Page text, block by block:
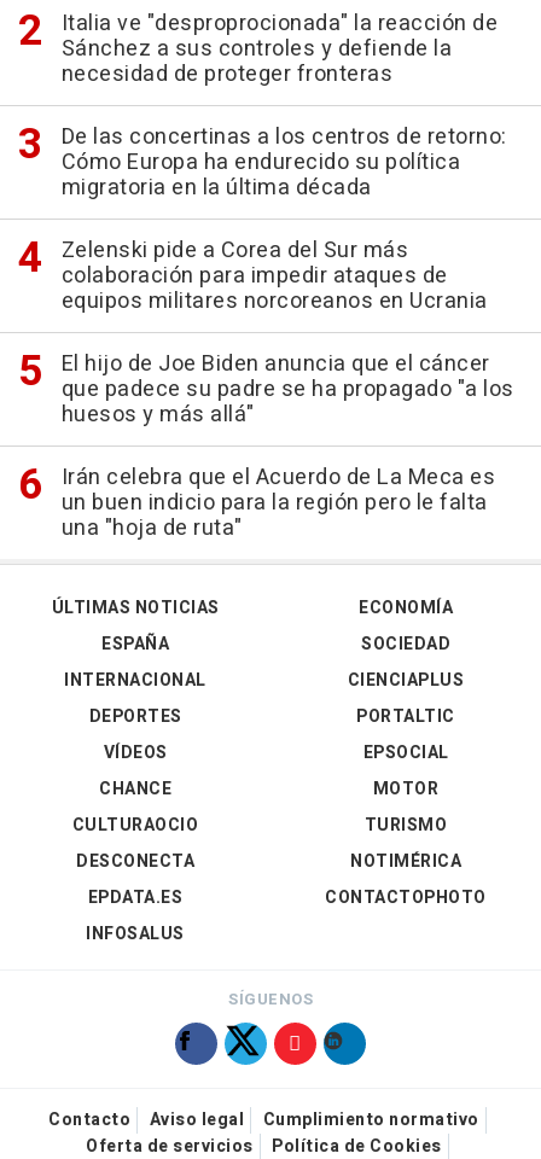
Italia ve "desproprocionada" la reacción de
Sánchez a sus controles y defiende la
necesidad de proteger fronteras
De las concertinas a los centros de retorno:
Cómo Europa ha endurecido su política
migratoria en la última década
Zelenski pide a Corea del Sur más
colaboración para impedir ataques de
equipos militares norcoreanos en Ucrania
El hijo de Joe Biden anuncia que el cáncer
que padece su padre se ha propagado "a los
huesos y más allá"
Irán celebra que el Acuerdo de La Meca es
un buen indicio para la región pero le falta
una "hoja de ruta"
ÚLTIMAS NOTICIAS
ESPAÑA
INTERNACIONAL
DEPORTES
VÍDEOS
ECONOMÍA
SOCIEDAD
CIENCIAPLUS
PORTALTIC
EPSOCIAL
CHANCE
CULTURAOCIO
DESCONECTA
EPDATA.ES
INFOSALUS
MOTOR
TURISMO
NOTIMÉRICA
CONTACTOPHOTO
SÍGUENOS
Contacto Aviso legal
Cumplimiento normativo
Oferta de servicios
Política de Cookies